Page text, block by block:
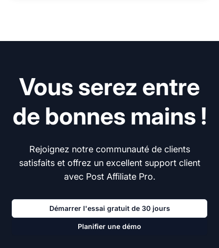
Vous serez entre
de bonnes mains !
Rejoignez notre communauté de clients
satisfaits et offrez un excellent support client
avec Post Affiliate Pro.
Démarrer l'essai gratuit de 30 jours
Planifier une démo